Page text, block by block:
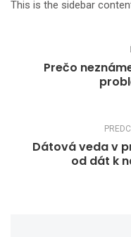
This is the sidebar
Prečo
Dátová veda v
od dát k